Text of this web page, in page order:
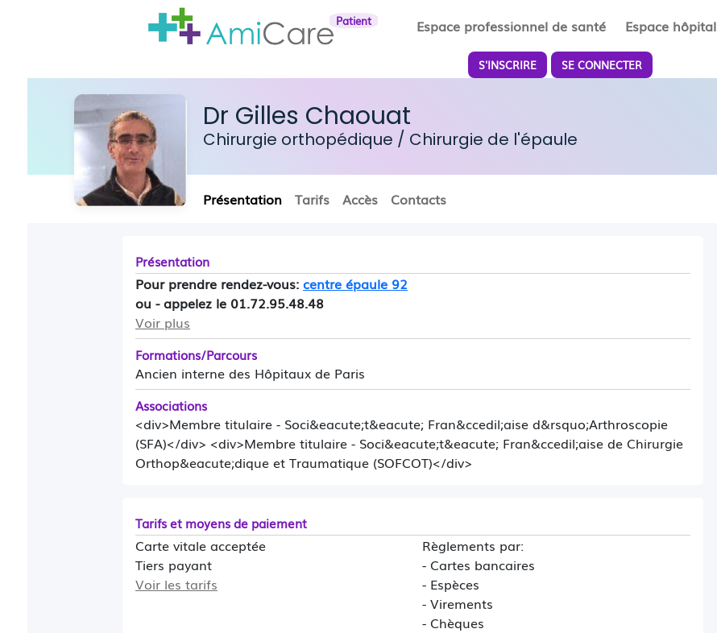
Patient Espace professionnel de santé Espace hôpital
S'INSCRIRE SE CONNECTER
Dr Gilles Chaouat
Chirurgie orthopédique / Chirurgie de l'épaule
Présentation Tarifs Accès Contacts
Présentation
Pour prendre rendez-vous: centre épaule 92
ou - appelez le 01.72.95.48.48
Voir plus
Formations/Parcours
Ancien interne des Hôpitaux de Paris
Associations
<div>Membre titulaire - Soci&eacute;t&eacute; Fran&ccedil;aise d&rsquo;Arthroscopie
(SFA)</div> <div>Membre titulaire - Soci&eacute;t&eacute; Fran&ccedil;aise de Chirurgie
Orthop&eacute;dique et Traumatique (SOFCOT)</div>
Tarifs et moyens de paiement
Carte vitale acceptée
Tiers payant
Voir les tarifs
Règlements par:
- Cartes bancaires
- Espèces
- Virements
- Chèques